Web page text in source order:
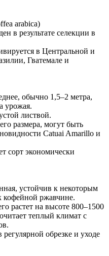
arabica)
в результате селекции в
в Центральной и
Гватемале и
обычно 1,5–2 метра,
урожая.
листвой.
размера, могут быть
Catuai Amarillo и
сорт экономически
устойчив к некоторым
кофейной ржавчине.
растет на высоте 800–1500
теплый климат с
обрезке и уходе